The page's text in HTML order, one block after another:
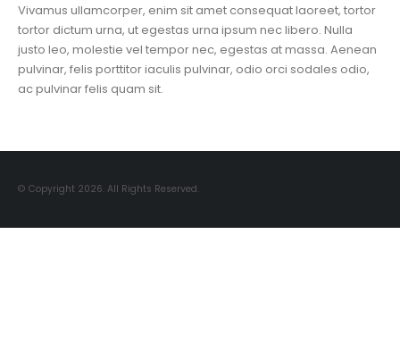
Vivamus ullamcorper, enim sit amet consequat laoreet, tortor
tortor dictum urna, ut egestas urna ipsum nec libero. Nulla
justo leo, molestie vel tempor nec, egestas at massa. Aenean
pulvinar, felis porttitor iaculis pulvinar, odio orci sodales odio,
ac pulvinar felis quam sit.
© Copyright 2026. All Rights Reserved.